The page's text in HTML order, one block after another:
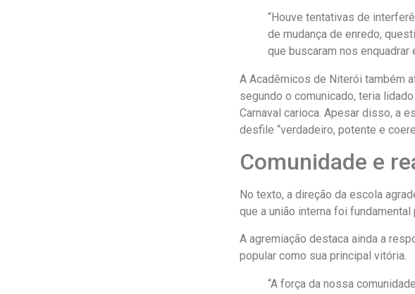
“Houve tentativas de
de mudança de enredo,
que buscaram nos enquadrar
A Acadêmicos de Niterói também
segundo o comunicado, teria
Carnaval carioca. Apesar disso, a
desfile “verdadeiro, potente e
Comunidade e
No texto, a direção da escola
que a união interna foi
A agremiação destaca ainda a
popular como sua principal vitória.
“A força da nossa